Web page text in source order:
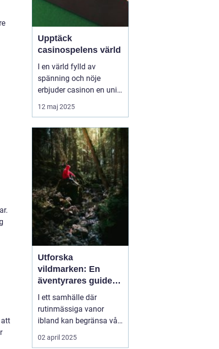
att
Upptäck
casinospelens värld
I en värld fylld av
spänning och nöje
erbjuder casinon en unik
upplevelse som lockar
miljontals människor
glittrande ljus i Las
Vegas till den digitala
spelvärlden online,
bjuder casinon p&a...
12 maj 2025
Utforska
vildmarken: En
äventyrares guide
till utrustning och
upplevelser
I ett samhälle där
rutinmässiga vanor
ibland kan begränsa vår
kreativitet och
äventyrslust, finns det
02 april 2025